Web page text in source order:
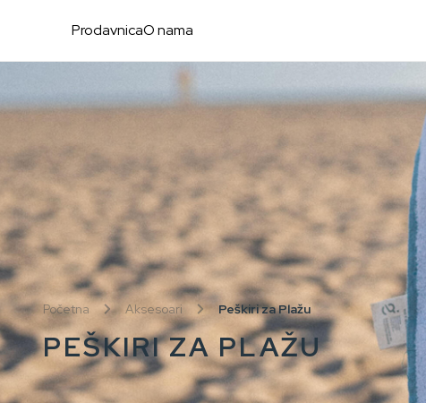
ProdavnicaO nama
Početna Aksesoari Peškiri za Plažu
PEŠKIRI ZA PLAŽU